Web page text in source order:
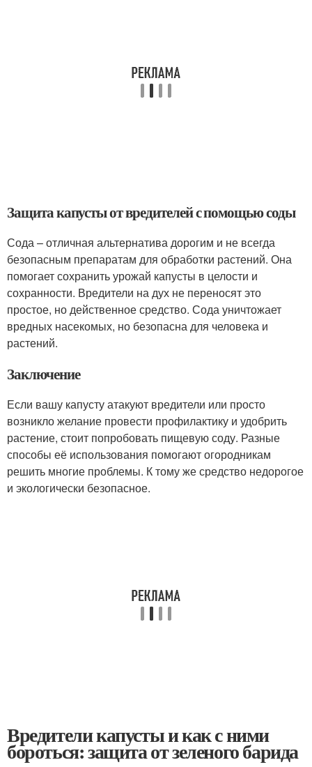
Защита капусты от вредителей с помощью соды
Сода – отличная альтернатива дорогим и не всегда
безопасным препаратам для обработки растений. Она
помогает сохранить урожай капусты в целости и
сохранности. Вредители на дух не переносят это
простое, но действенное средство. Сода уничтожает
вредных насекомых, но безопасна для человека и
растений.
Заключение
Если вашу капусту атакуют вредители или просто
возникло желание провести профилактику и удобрить
растение, стоит попробовать пищевую соду. Разные
способы её использования помогают огородникам
решить многие проблемы. К тому же средство недорогое
и экологически безопасное.
Вредители капусты и как с ними
бороться: защита от зеленого барида